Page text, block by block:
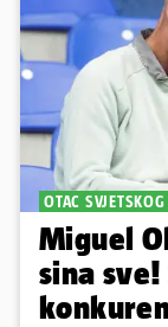
OTAC
Miguel
sina sve!